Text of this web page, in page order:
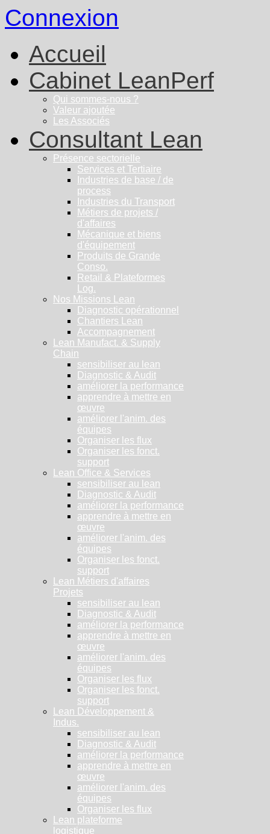
Connexion
Accueil
Cabinet LeanPerf
Qui sommes-nous ?
Valeur ajoutée
Les Associés
Consultant Lean
Présence sectorielle
Services et Tertiaire
Industries de base / de
process
Industries du Transport
Métiers de projets /
d'affaires
Mécanique et biens
d'équipement
Produits de Grande
Conso.
Retail & Plateformes
Log.
Nos Missions Lean
Diagnostic opérationnel
Chantiers Lean
Accompagnement
Lean Manufact. & Supply
Chain
sensibiliser au lean
Diagnostic & Audit
améliorer la performance
apprendre à mettre en
œuvre
améliorer l'anim. des
équipes
Organiser les flux
Organiser les fonct.
support
Lean Office & Services
sensibiliser au lean
Diagnostic & Audit
améliorer la performance
apprendre à mettre en
œuvre
améliorer l'anim. des
équipes
Organiser les fonct.
support
Lean Métiers d'affaires
Projets
sensibiliser au lean
Diagnostic & Audit
améliorer la performance
apprendre à mettre en
œuvre
améliorer l'anim. des
équipes
Organiser les flux
Organiser les fonct.
support
Lean Développement &
Indus.
sensibiliser au lean
Diagnostic & Audit
améliorer la performance
apprendre à mettre en
œuvre
améliorer l'anim. des
équipes
Organiser les flux
Lean plateforme
logistique